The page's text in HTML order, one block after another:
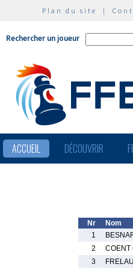
Plan du site |
Rechercher un joueur
ACCUEIL DÉCOUVRIR
Nr
Nom
1
2
COENT
3